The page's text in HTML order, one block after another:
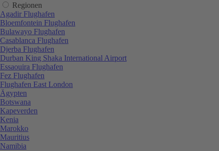
Regionen
Agadir Flughafen
Bloemfontein Flughafen
Bulawayo Flughafen
Casablanca Flughafen
Djerba Flughafen
Durban King Shaka International Airport
Essaouira Flughafen
Fez Flughafen
Flughafen East London
Ägypten
Botswana
Kapeverden
Kenia
Marokko
Mauritius
Namibia